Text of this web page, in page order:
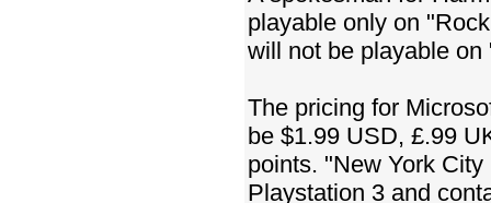
playable only on
will not be playable
The pricing for
be $1.99 USD, £.99
points. "New York
Playstation 3 and